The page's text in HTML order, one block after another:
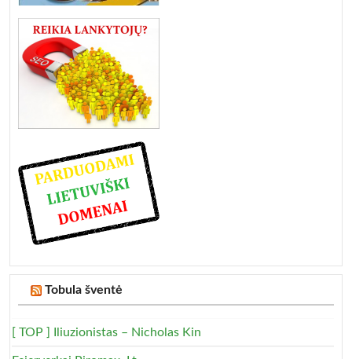
Tobula šventė
[ TOP ] Iliuzionistas – Nicholas Kin